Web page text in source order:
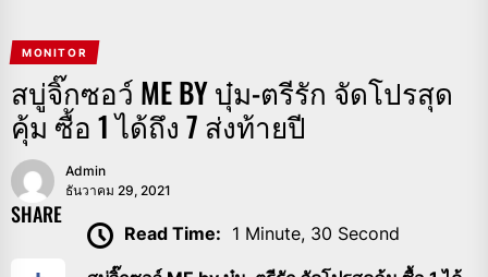
MONITOR
สบู่จิ๊กซอว์ ME BY บุ๋ม-ตรีรัก จัดโปรสุด
คุ้ม ซื้อ 1 ได้ถึง 7​ ส่งท้ายปี
Admin
ธันวาคม 29, 2021
SHARE
Read Time: 1 Minute, 30 Second